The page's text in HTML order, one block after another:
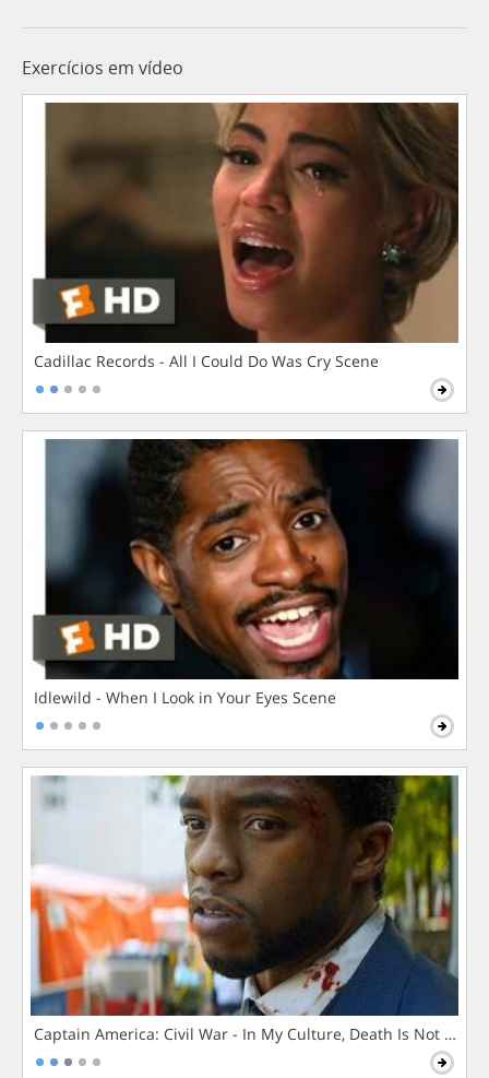
Exercícios em vídeo
Cadillac Records - All I Could Do Was Cry Scene
Idlewild - When I Look in Your Eyes Scene
Captain America: Civil War - In My Culture, Death Is Not The